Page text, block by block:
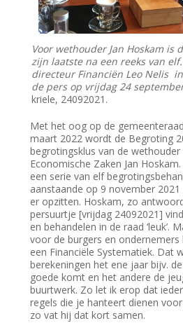
Voor wethouder Jan Hoskam is
zijn laatste na een reeks van
directeur Financiën Leo Nelis
de pers op vrijdag 24
kriele, 24092021.
Met het oog op de
maart 2022 wordt de Begroting
begrotingsklus van de wethouder
Economische Zaken Jan
een serie van elf
aanstaande op 9 november
er opzitten. Hoskam, zo
persuurtje [vrijdag 24092021]
en behandelen in de raad ‘leuk’.
voor de burgers en ondernemers
een Financiële Systematiek. Dat
berekeningen het ene jaar bijv.
goede komt en het andere de
buurtwerk. Zo let ik erop dat
regels die je hanteert dienen
zo vat hij dat kort samen.